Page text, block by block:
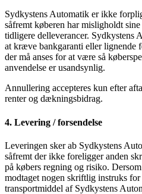
Sydkystens Automatik er ikke
såfremt køberen har misligholdt
tidligere delleverancer. Sydkystens
at kræve bankgaranti eller lignende
der må anses for at være så
anvendelse er usandsynlig.
Annullering accepteres kun efter
renter og dækningsbidrag.
4. Levering / forsendelse
Leveringen sker ab Sydkystens
såfremt der ikke foreligger anden
på købers regning og risiko.
modtaget nogen skriftlig instruks
transportmiddel af Sydkystens